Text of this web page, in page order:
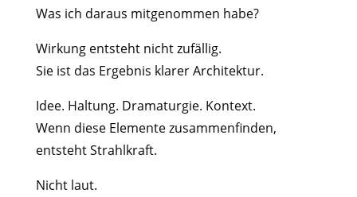
Was ich daraus mitgenommen habe?
Wirkung entsteht nicht zufällig.
Sie ist das Ergebnis klarer Architektur.
Idee. Haltung. Dramaturgie. Kontext.
Wenn diese Elemente zusammenfinden,
entsteht Strahlkraft.
Nicht laut.